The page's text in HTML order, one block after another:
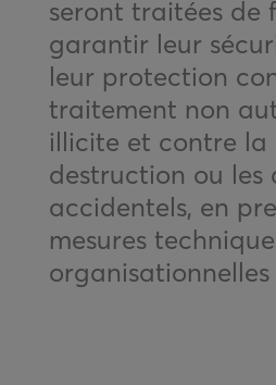
seront traitées de
garantir leur
leur protection
traitement non
illicite et contre la
destruction ou les
accidentels, en
mesures